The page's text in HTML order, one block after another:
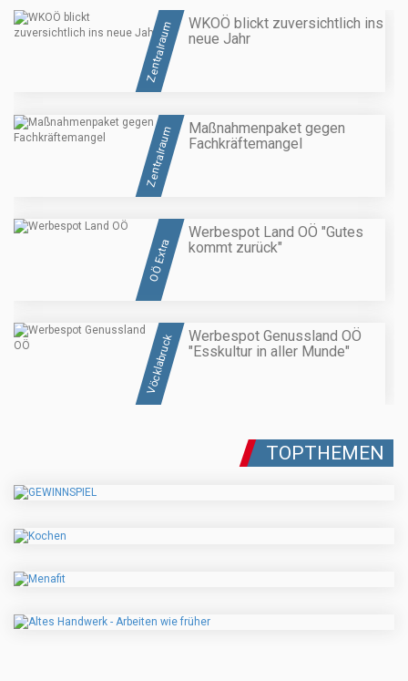
Zentralraum
WKOÖ blickt zuversichtlich ins
neue Jahr
Zentralraum
Maßnahmenpaket gegen
Fachkräftemangel
OÖ Extra
Werbespot Land OÖ "Gutes
kommt zurück"
Vöcklabruck
Werbespot Genussland OÖ
"Esskultur in aller Munde"
TOPTHEMEN